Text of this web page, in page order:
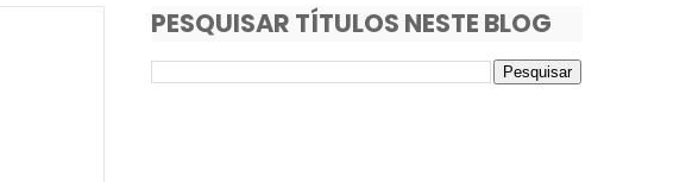
PESQUISAR TÍTULOS NESTE BLOG